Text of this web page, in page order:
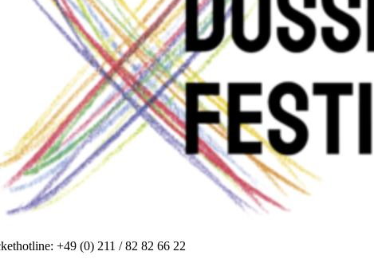
+49 (0) 211 / 82 82 66 22